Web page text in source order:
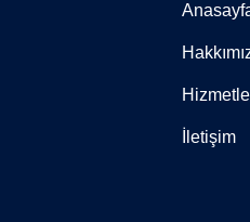
İletişim